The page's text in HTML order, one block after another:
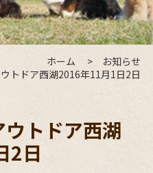
ホーム
お知らせ
トドア西湖2016年11月1日2日
トドア西湖
2日